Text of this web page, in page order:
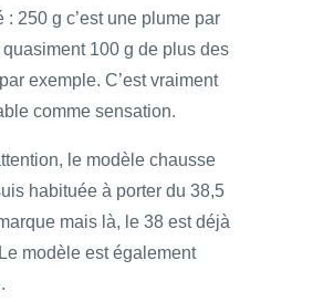
: 250 g c’est une plume par
100 g de plus des
exemple. C’est vraiment
comme sensation.
le modèle chausse
habituée à porter du 38,5
mais là, le 38 est déjà
modèle est également